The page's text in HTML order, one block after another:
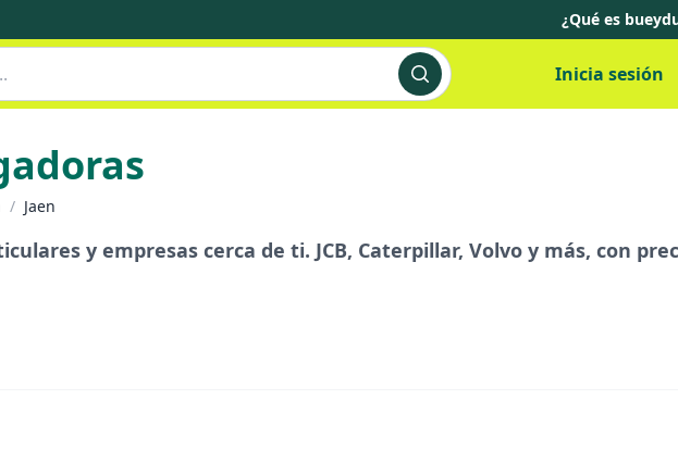
¿Qué es
Inicia sesión
/ Jaen
y empresas cerca de ti. JCB, Caterpillar, Volvo y más, con